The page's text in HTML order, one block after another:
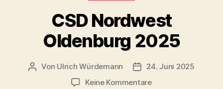
CSD Nordwest
Oldenburg 2025
Beitragsautor
Von Ulrich Würdemann Beitragsdatum
24. Juni 2025
Keine Kommentarezu